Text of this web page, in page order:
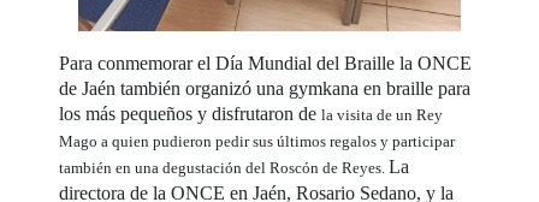
Para conmemorar el Día Mundial del Braille la ONCE
de Jaén también organizó una gymkana en braille para
los más pequeños y disfrutaron dela visita de un Rey
Mago a quien pudieron pedir sus últimos regalos y participar
también en una degustación del Roscón de Reyes.La
directora de la ONCE en Jaén, Rosario Sedano, y la